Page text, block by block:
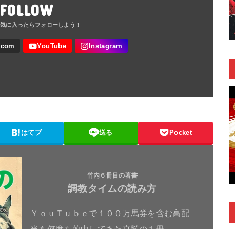
FOLLOW
はてブ 送る Pocket
竹内６冊目の著書
調教タイムの読み方
ＹｏｕＴｕｂｅで１００万馬券を含む高配